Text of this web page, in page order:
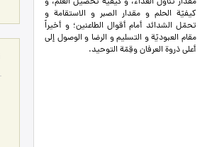
كيفيّة الحلم و مقدار الصبر و الاستقامة و
تحمّل الشدائد أمام أقوال الطاعنين؛ و أخيراً
مقام العبوديّة و التسليم و الرضا و الوصول إلى
أعلى ذروة العرفان وقِمّة التوحيد.